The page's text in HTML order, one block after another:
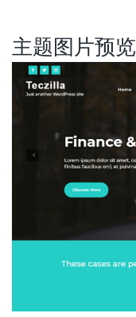
主题图片预览